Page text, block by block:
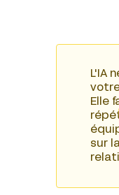
L'IA
Elle
sur